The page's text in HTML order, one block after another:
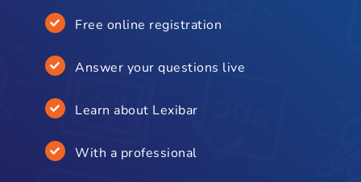
Free online registration
Answer your questions live
Learn about Lexibar
With a professional